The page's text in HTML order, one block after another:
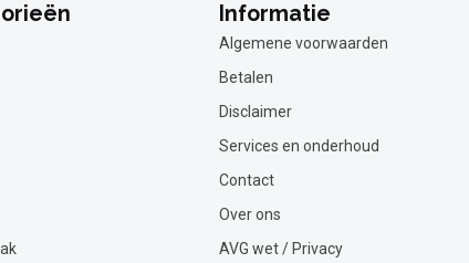
Informatie
Algemene voorwaarden
Betalen
Disclaimer
Services en onderhoud
Contact
Over ons
AVG wet / Privacy